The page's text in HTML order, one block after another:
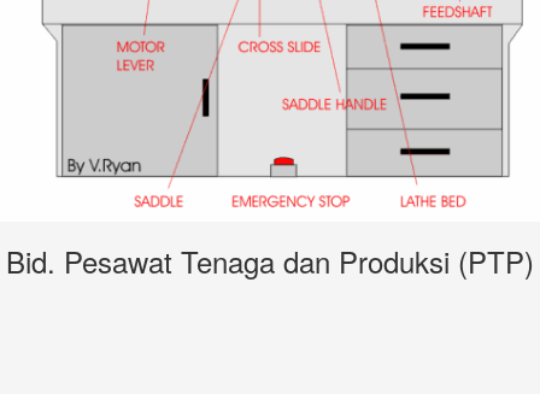
Bid. Pesawat Tenaga dan Produksi (PTP)